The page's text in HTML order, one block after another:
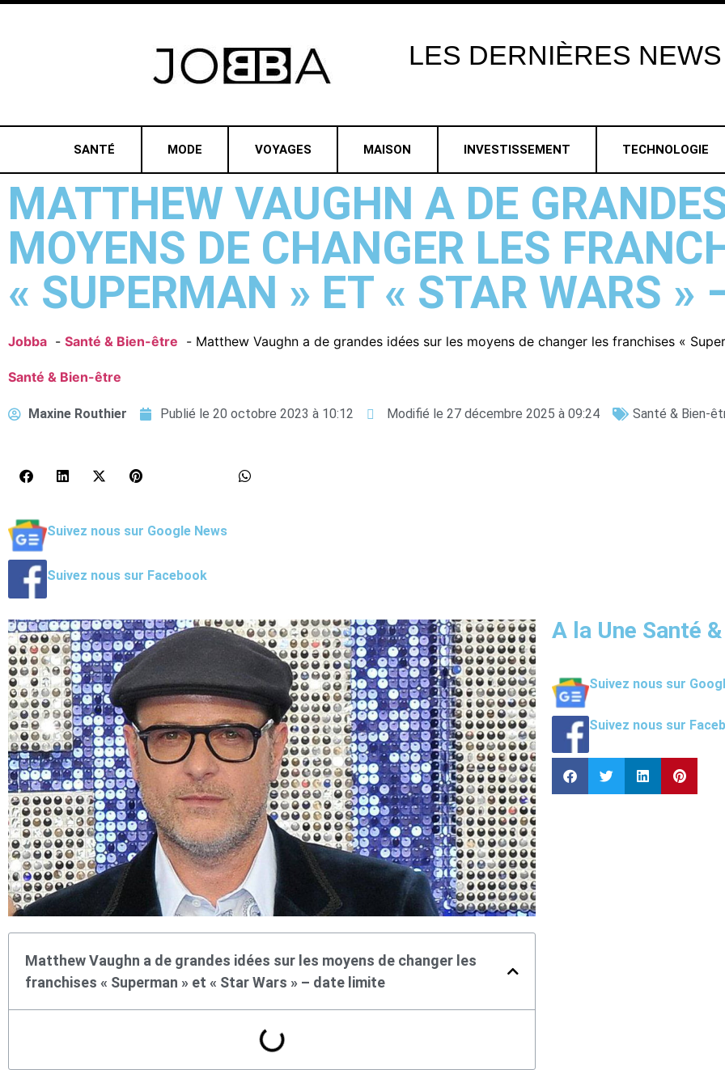
LES DERNIÈRES NEWS
SANTÉ MODE VOYAGES MAISON INVESTISSEMENT TECHNOLOGIE
MATTHEW VAUGHN A DE
MOYENS DE CHANGER LES
« SUPERMAN » ET « STAR WARS »
Jobba Santé & Bien-être Matthew Vaughn a de grandes idées sur les moyens de changer les franchises «
Santé & Bien-être
Maxine Routhier Publié le 20 octobre 2023 à 10:12 Modifié le 27 décembre 2025 à 09:24 Santé & Bien-
Suivez nous sur Google News
Suivez nous sur Facebook
Matthew Vaughn a de grandes idées sur les moyens de changer les
franchises « Superman » et « Star Wars » – date limite
A la Une Santé
Suivez nous sur
Suivez nous sur